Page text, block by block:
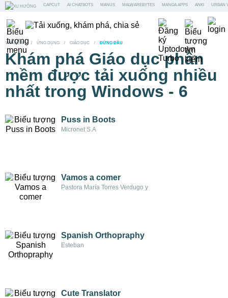
CAPCUT AI CHATBOTS MANUS MALWAREBYTES MANGA APPS ANKI URBAN
WINDOWS / ỨNG DỤNG / GIÁO DỤC / ĐỨNG ĐẦU
Khám phá Giáo dục phần
mềm được tải xuống nhiều
nhất trong Windows - 6
Puss in Boots
Micronet S.A
Vamos a comer
Pastora María Torres Verdugo y
Spanish Orthopraphy
Esteban
Cute Translator